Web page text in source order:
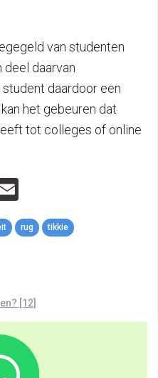
van studenten
deel daarvan
daardoor een
het gebeuren dat
tot colleges of online
rug tikkie
[12]